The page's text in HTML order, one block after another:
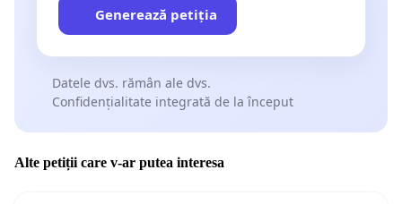
Generează petiția
Datele dvs. rămân ale dvs.
Confidențialitate integrată de la început
Alte petiții care v-ar putea interesa